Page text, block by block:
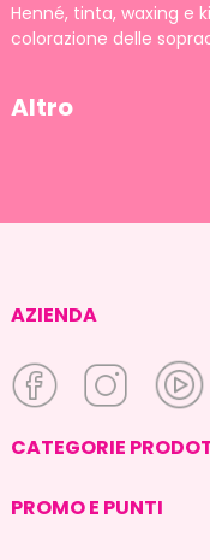
Henné, tinta, waxing e
colorazione delle
Altro
AZIENDA
CATEGORIE
PROMO E PUNTI